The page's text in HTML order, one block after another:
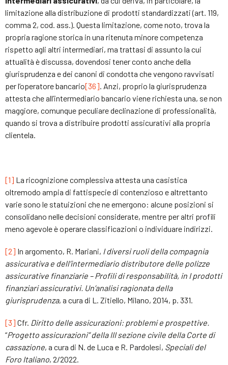
limitazione alla distribuzione di prodotti standardizzati (art. 119,
comma 2, cod. ass.). Questa limitazione, come noto, trova la
propria ragione storica in una ritenuta minore competenza
rispetto agli altri intermediari, ma trattasi di assunto la cui
attualità è discussa, dovendosi tener conto anche della
giurisprudenza e dei canoni di condotta che vengono ravvisati
per l’operatore bancario[36]. Anzi, proprio la giurisprudenza
attesta che all’intermediario bancario viene richiesta una, se non
maggiore, comunque peculiare declinazione di professionalità,
quando si trova a distribuire prodotti assicurativi alla propria
clientela.
[1] La ricognizione complessiva attesta una casistica
oltremodo ampia di fattispecie di contenzioso e altrettanto
varie sono le statuizioni che ne emergono: alcune posizioni si
consolidano nelle decisioni considerate, mentre per altri profili
meno agevole è operare classificazioni o individuare indirizzi.
[2] In argomento, R. Mariani, I diversi ruoli della compagnia
assicurativa e dell’intermediario distributore delle polizze
assicurative finanziarie –Profili di responsabilità, in I prodotti
finanziari assicurativi. Un’analisi ragionata della
giurisprudenza, a cura di L. Zitiello, Milano, 2014, p. 331.
[3] Cfr. Diritto delle assicurazioni: problemi e prospettive.
“Progetto assicurazioni” della III sezione civile della Corte di
cassazione, a cura di N. de Luca e R. Pardolesi, Speciali del
Foro Italiano, 2/2022.